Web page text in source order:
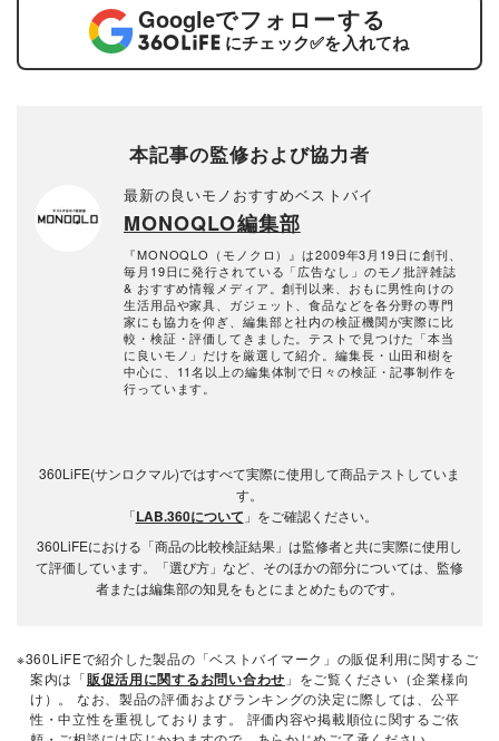
Googleでフォローする
にチェック✅を入れてね
本記事の監修および協力者
最新の良いモノおすすめベストバイ
MONOQLO編集部
『MONOQLO（モノクロ）』は2009年3月19日に創刊、
毎月19日に発行されている「広告なし」のモノ批評雑誌
& おすすめ情報メディア。創刊以来、おもに男性向けの
生活用品や家具、ガジェット、食品などを各分野の専門
家にも協力を仰ぎ、編集部と社内の検証機関が実際に比
較・検証・評価してきました。テストで見つけた「本当
に良いモノ」だけを厳選して紹介。編集長・山田和樹を
中心に、11名以上の編集体制で日々の検証・記事制作を
行っています。
360LiFE(サンロクマル)ではすべて実際に使用して商品テストしていま
す。
「LAB.360について 」をご確認ください。
360LiFEにおける「商品の比較検証結果」は監修者と共に実際に使用し
て評価しています。「選び方」など、そのほかの部分については、監修
者または編集部の知見をもとにまとめたものです。
※360LiFEで紹介した製品の「ベストバイマーク」の販促利用に関するご
案内は「販促活用に関するお問い合わせ 」をご覧ください（企業様向
け）。 なお、製品の評価およびランキングの決定に際しては、公平
性・中立性を重視しております。 評価内容や掲載順位に関するご依